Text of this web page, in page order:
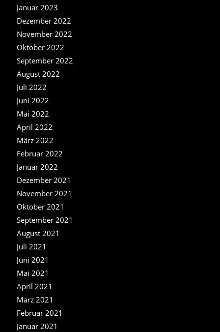
Januar 2023
Dezember 2022
November 2022
Oktober 2022
September 2022
August 2022
Juli 2022
Juni 2022
Mai 2022
April 2022
März 2022
Februar 2022
Januar 2022
Dezember 2021
November 2021
Oktober 2021
September 2021
August 2021
Juli 2021
Juni 2021
Mai 2021
April 2021
März 2021
Februar 2021
Januar 2021